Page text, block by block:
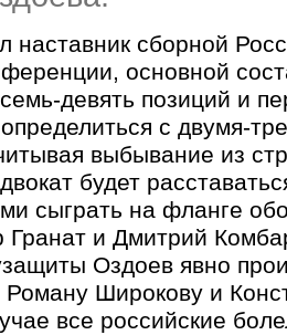
наставник сборной
основной
девять позиций и
с двумя-
выбывание из
будет
сыграть на фланге
Гранат и Дмитрий
Оздоев явно
Широкову и
все российские